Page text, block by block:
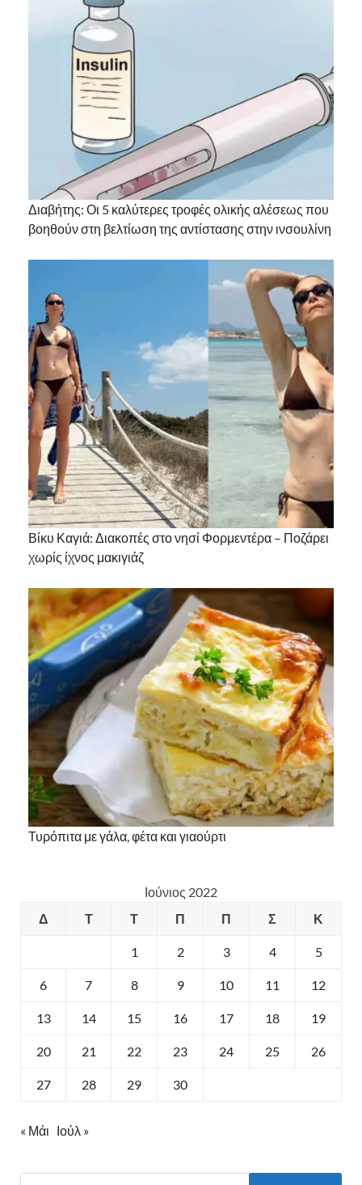
Διαβήτης: Οι 5 καλύτερες τροφές ολικής αλέσεως που
βοηθούν στη βελτίωση της αντίστασης στην ινσουλίνη
Βίκυ Καγιά: Διακοπές στο νησί Φορμεντέρα – Ποζάρει
χωρίς ίχνος μακιγιάζ
Τυρόπιτα με γάλα, φέτα και γιαούρτι
Ιούνιος 2022
Δ
Τ Τ Π Π Σ Κ
1 2 3 4 5
6 7 8 9 10 11 12
13 14 15 16 17 18 19
20 21 22 23 24 25 26
27 28 29 30
« Μάι Ιούλ »